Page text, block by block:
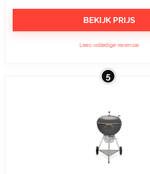
BEKIJK PRIJS
Lees volledige recensie
5